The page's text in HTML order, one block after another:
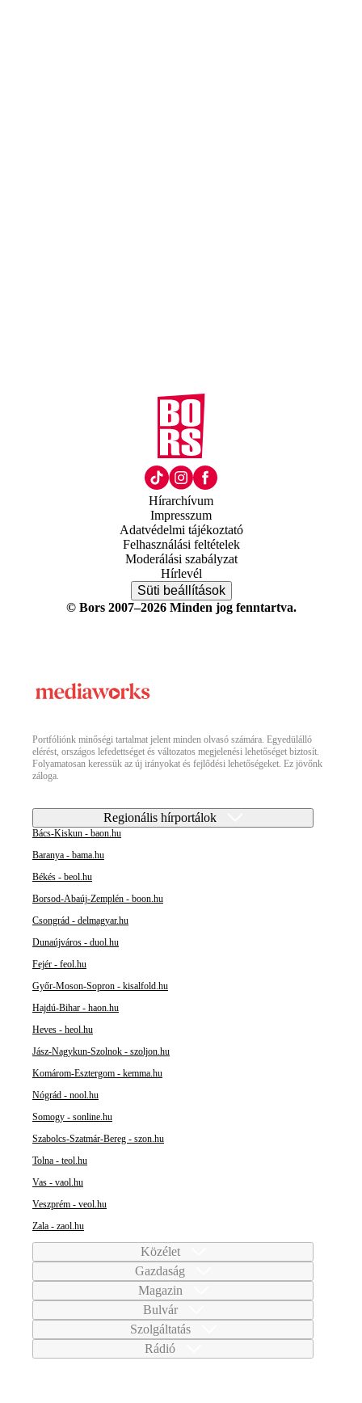
Hírarchívum
Impresszum
Adatvédelmi tájékoztató
Felhasználási feltételek
Moderálási szabályzat
Hírlevél
Süti beállítások
© Bors 2007–2026 Minden jog fenntartva.
Portfóliónk minőségi tartalmat jelent minden olvasó számára. Egyedülálló
elérést, országos lefedettséget és változatos megjelenési lehetőséget biztosít.
Folyamatosan keressük az új irányokat és fejlődési lehetőségeket. Ez jövőnk
záloga.
Regionális hírportálok
Bács-Kiskun - baon.hu
Baranya - bama.hu
Békés - beol.hu
Borsod-Abaúj-Zemplén - boon.hu
Csongrád - delmagyar.hu
Dunaújváros - duol.hu
Fejér - feol.hu
Győr-Moson-Sopron - kisalfold.hu
Hajdú-Bihar - haon.hu
Heves - heol.hu
Jász-Nagykun-Szolnok - szoljon.hu
Komárom-Esztergom - kemma.hu
Nógrád - nool.hu
Somogy - sonline.hu
Szabolcs-Szatmár-Bereg - szon.hu
Tolna - teol.hu
Vas - vaol.hu
Veszprém - veol.hu
Zala - zaol.hu
Közélet
Gazdaság
Magazin
Bulvár
Szolgáltatás
Rádió